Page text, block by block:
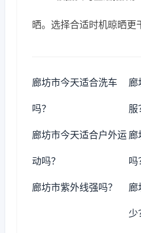
晒。选择合适时机晾晒更
廊坊市今天适合洗车
吗？
廊
服
廊坊市今天适合户外运
动吗？
廊
吗
廊坊市紫外线强吗？ 廊
少